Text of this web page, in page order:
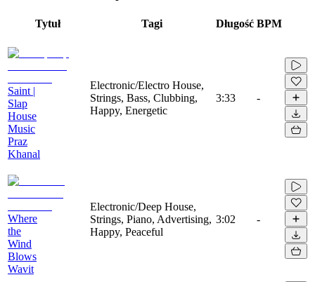
Tytuł Tagi Długość BPM
Saint |
Slap
House
Music
Praz
Khanal
Electronic/Electro House,
Strings, Bass, Clubbing,
Happy, Energetic
3:33 -
Where
the
Wind
Blows
Wavit
Electronic/Deep House,
Strings, Piano, Advertising,
Happy, Peaceful
3:02 -